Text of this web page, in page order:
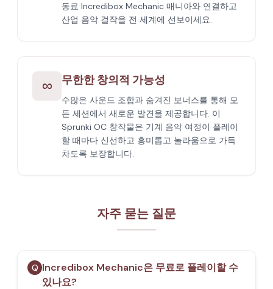
동료 Incredibox Mechanic 매니아와 연결하고
산업 음악 걸작을 전 세계에 선보이세요.
∞ 무한한 창의적 가능성
수많은 사운드 조합과 숨겨진 보너스를 통해 모
든 세션에서 새로운 발견을 제공합니다. 이
Sprunki OC 창작물은 기계 음악 여정이 플레이
할 때마다 신선하고 흥미롭고 놀라움으로 가득
차도록 보장합니다.
자주 묻는 질문
Q Incredibox Mechanic은 무료로 플레이할 수
있나요?